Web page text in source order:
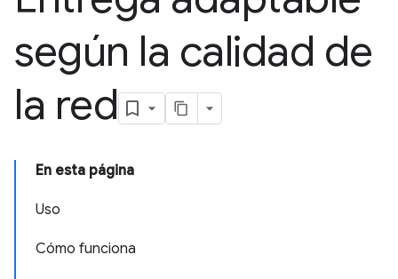
según la calidad de
la red
En esta página
Uso
Cómo funciona